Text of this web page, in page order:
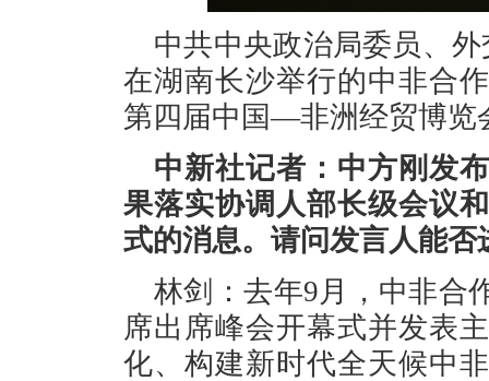
中共中央政治局委员、
在湖南长沙举行的中非合
第四届中国—非洲经贸博览
中新社记者：中方刚发
果落实协调人部长级会议
式的消息。请问发言人能
林剑：去年9月，中非合
席出席峰会开幕式并发表
化、构建新时代全天候中